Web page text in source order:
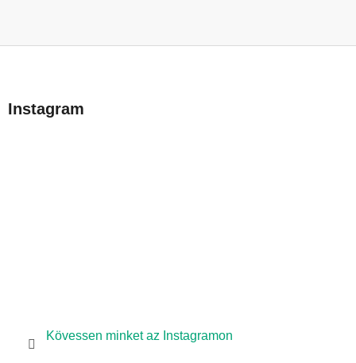
bInstagram
Kövessen minket az Instagramon